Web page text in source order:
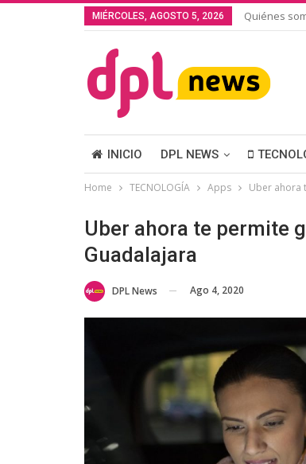
MIÉRCOLES, AGOSTO 5, 2026 Quiénes
INICIO DPL NEWS
Home TECNOLOGÍA Apps Uber ahora
Uber ahora te permite
Guadalajara
DPL News Ago 4, 2020